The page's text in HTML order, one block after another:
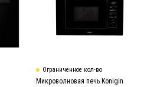
Ограниченное кол-во
Микроволновая печь Konigin